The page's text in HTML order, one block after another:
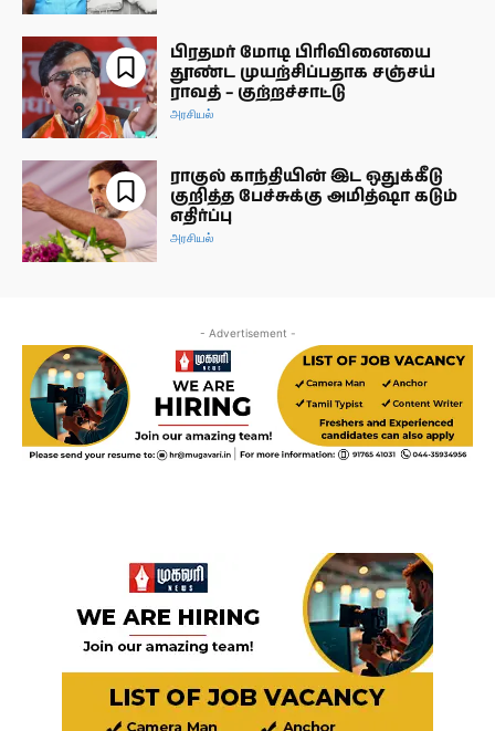
பிரதமர் மோடி பிரிவினையை
தூண்ட முயற்சிப்பதாக சஞ்சய்
ராவத் – குற்றச்சாட்டு
அரசியல்
ராகுல் காந்தியின் இட ஒதுக்கீடு
குறித்த பேச்சுக்கு அமித்ஷா கடும்
எதிர்ப்பு
அரசியல்
- Advertisement -